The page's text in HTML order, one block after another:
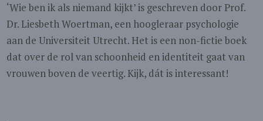
‘Wie ben ik als niemand kijkt’ is geschreven door Prof.
Dr. Liesbeth Woertman, een hoogleraar psychologie
aan de Universiteit Utrecht. Het is een non-fictie boek
dat over de rol van schoonheid en identiteit gaat van
vrouwen boven de veertig. Kijk, dát is interessant!